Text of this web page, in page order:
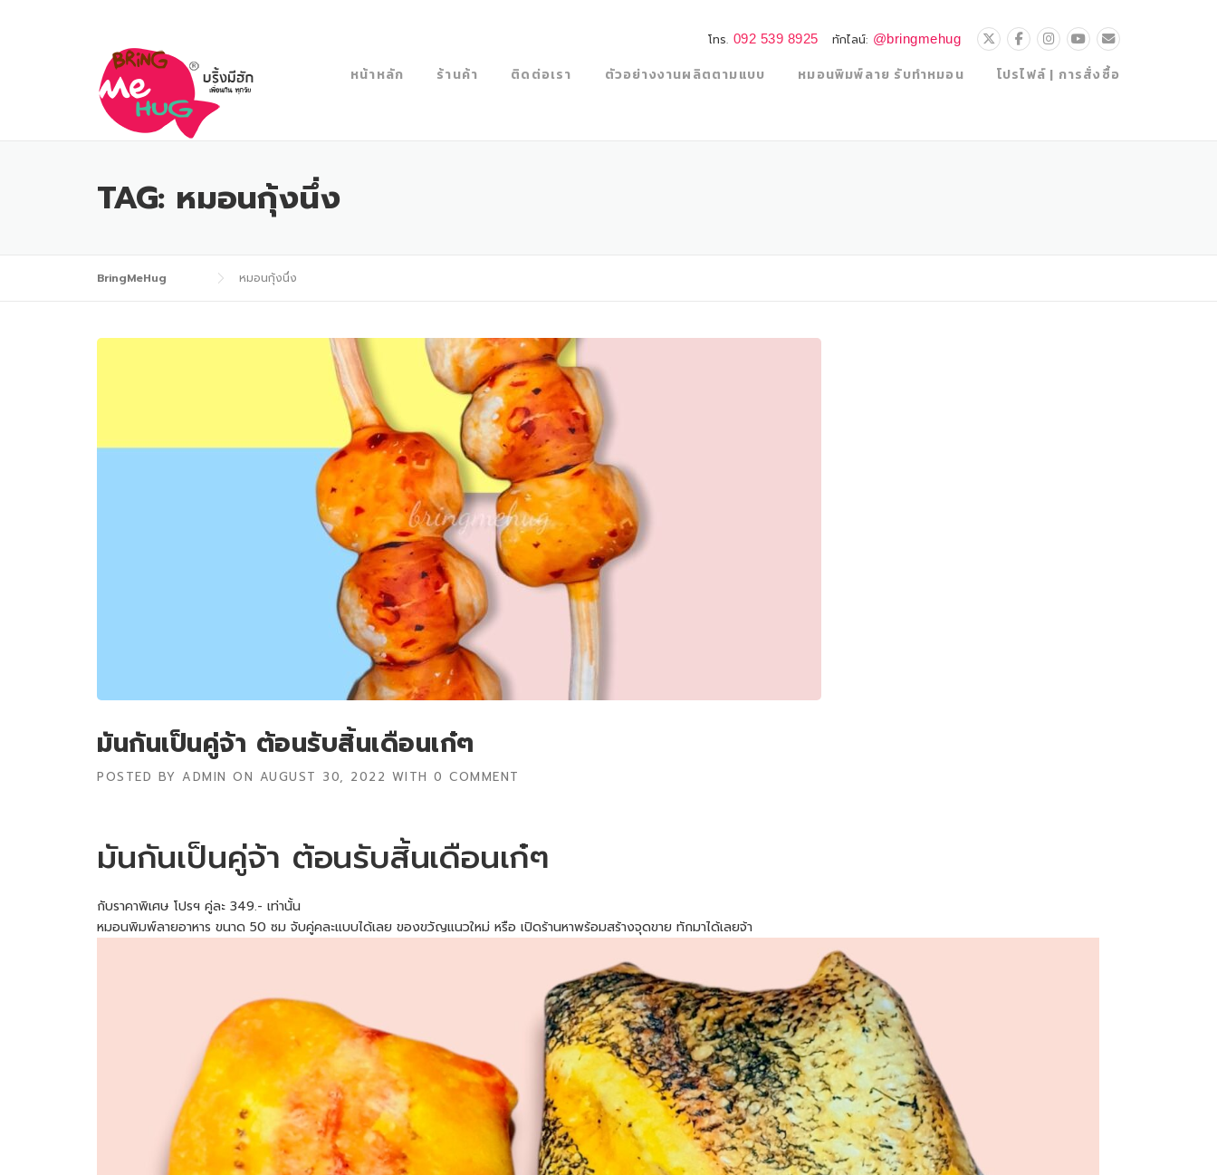
ทักไลน์: @bringmehug
โทร. 092 539 8925
หน้าหลัก ร้านค้า ติดต่อเรา ตัวอย่างงานผลิตตามแบบ หมอนพิมพ์ลาย รับทำหมอน โปรไฟล์ | การสั่งซื้อ
TAG: หมอนกุ้งนึ่ง
BringMeHug หมอนกุ้งนึ่ง
มันกันเป็นคู่จ้า ต้อนรับสิ้นเดือนเก๋ๆ
POSTED BY ADMIN ON AUGUST 30, 2022 WITH 0 COMMENT
มันกันเป็นคู่จ้า ต้อนรับสิ้นเดือนเก๋ๆ
กับราคาพิเศษ โปรฯ คู่ละ 349.- เท่านั้น
หมอนพิมพ์ลายอาหาร ขนาด 50 ซม จับคู่คละแบบได้เลย ของขวัญแนวใหม่ หรือ เปิดร้านหาพร้อมสร้างจุดขาย ทักมาได้เลยจ้า